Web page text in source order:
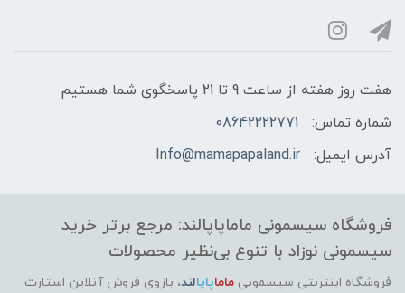
هفت روز هفته از ساعت 9 تا 21 پاسخگوی شما هستیم
شماره تماس:
08642222771
آدرس ایمیل:
Info@mamapapaland.ir
فروشگاه سیسمونی ماماپاپالند: مرجع برتر خرید
سیسمونی نوزاد با تنوع بی‌نظیر محصولات
فروشگاه اینترنتی سیسمونی ماماپاپالند، بازوی فروش آنلاین استارت